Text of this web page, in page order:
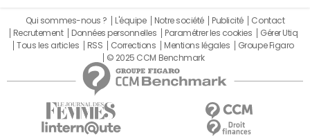
Qui sommes-nous ? L'équipe Notre société Publicité
Contact
Recrutement
Données personnelles Paramétrer les cookies
Gérer Utiq
Tous les articles
RSS Corrections Mentions légales
Groupe Figaro
© 2025 CCM Benchmark